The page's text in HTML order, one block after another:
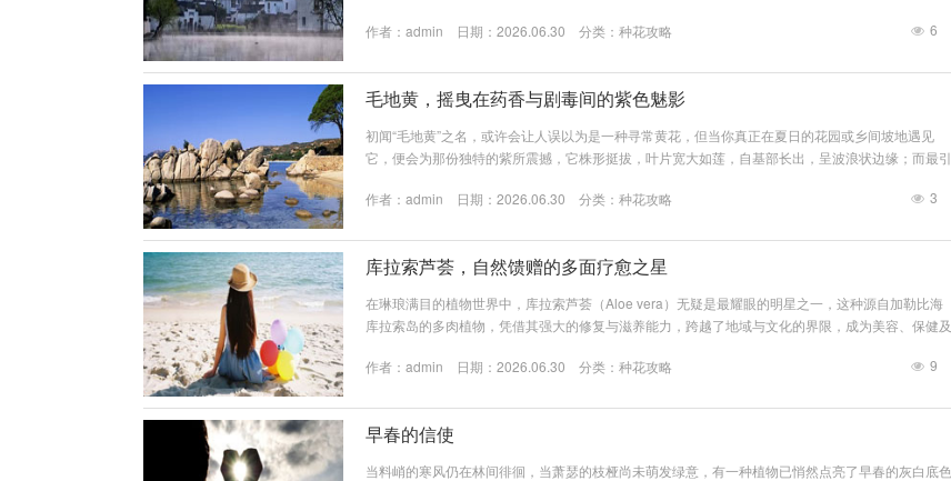
数细小如沙的花紧密聚集而成，形成一个饱满的圆球，仿佛一团燃烧的火焰，又似一串永不褪色的红
的绚烂，并非徒有其表，而是生命力的...
作者： admin 日期：2026.06.30 分类： 种花攻略 6
毛地黄，摇曳在药香与剧毒间的紫色魅影
初闻“毛地黄”之名，或许会让人误以为是一种寻常黄花，但当你真正在夏日的花园或乡间坡地遇见
它，便会为那份独特的紫所震撼，它株形挺拔，叶片宽大如莲，自基部长出，呈波浪状边缘；而最引
雅，在微风中轻轻摇曳，仿佛自带一种古典而神秘的气质，这摇曳的身姿，既是自然的造物,也承载
用植物，其有效成分——强心苷，早已被现...
作者： admin 日期：2026.06.30 分类： 种花攻略 3
库拉索芦荟，自然馈赠的多面疗愈之星
在琳琅满目的植物世界中，库拉索芦荟（Aloe vera）无疑是最耀眼的明星之一，这种源自加勒比海
库拉索岛的多肉植物，凭借其强大的修复与滋养能力，跨越了地域与文化的界限，成为美容、保健及
桥梁。 “天然修复师”：肌肤的温柔守护者 库拉索芦荟最广为人知的身份，便是卓越的护肤佳品，其叶
素（A、C、E...
作者： admin 日期：2026.06.30 分类： 种花攻略 9
早春的信使
当料峭的寒风仍在林间徘徊，当萧瑟的枝桠尚未萌发绿意，有一种植物已悄然点亮了早春的灰白底色